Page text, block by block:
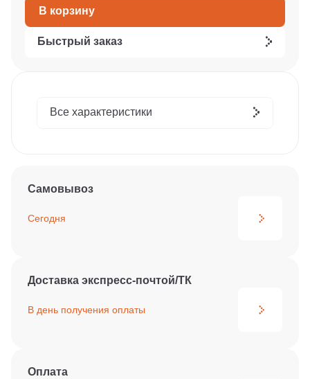
В корзину
Быстрый заказ
Все характеристики
Самовывоз
Сегодня
Доставка экспресс-почтой/ТК
В день получения оплаты
Оплата